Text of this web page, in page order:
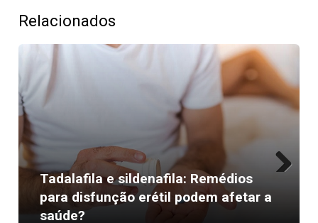
Relacionados
Tadalafila e sildenafila: Remédios
para disfunção erétil podem afetar a
saúde?
Next